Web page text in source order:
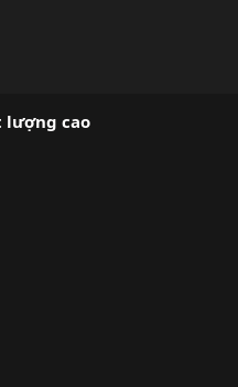
lượng cao